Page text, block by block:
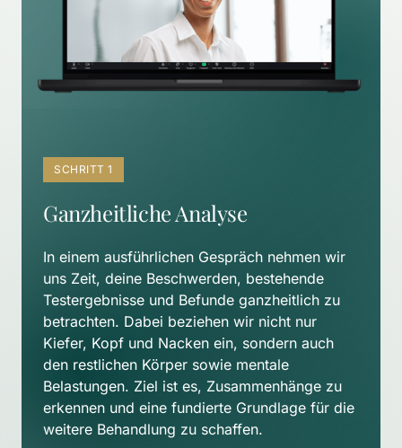
SCHRITT 1
Ganzheitliche Analyse
In einem ausführlichen Gespräch nehmen wir
uns Zeit, deine Beschwerden, bestehende
Testergebnisse und Befunde ganzheitlich zu
betrachten. Dabei beziehen wir nicht nur
Kiefer, Kopf und Nacken ein, sondern auch
den restlichen Körper sowie mentale
Belastungen. Ziel ist es, Zusammenhänge zu
erkennen und eine fundierte Grundlage für die
weitere Behandlung zu schaffen.